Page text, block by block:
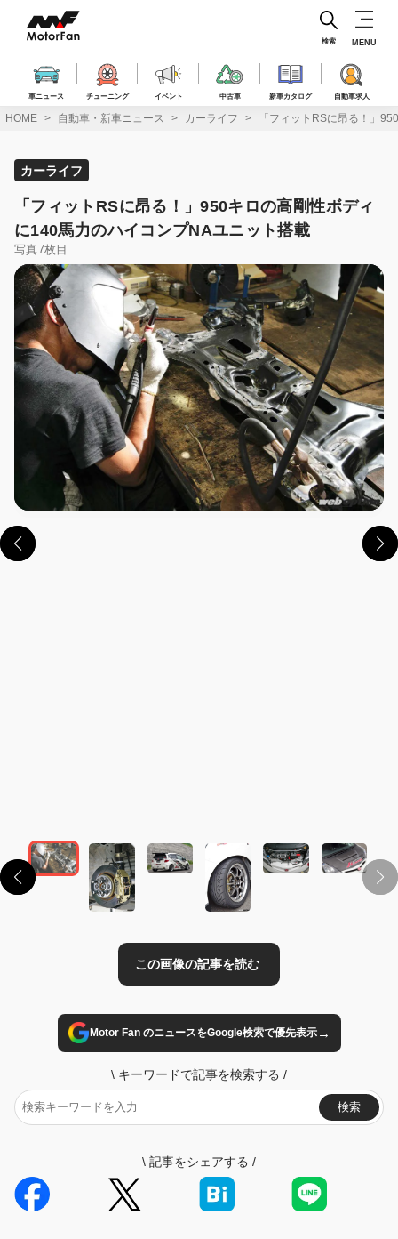
ス
車ニュース チューニング イベント 中古車 新車カタログ 自動車求人
検索 MENU
HOME 自動車・新車ニュース カーライフ 「フィットRSに昂る！」
カーライフ
「フィットRSに昂る！」950キロの高剛性ボディ
に140馬力のハイコンプNAユニット搭載
写真7枚目
Motor Fan のニュースをGoogle検索で優先表示→
\ キーワードで記事を検索する /
検索
\ 記事をシェアする /